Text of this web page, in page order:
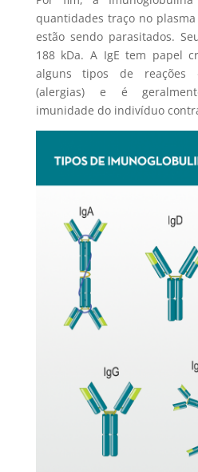
quantidades traço no
estão sendo parasitados.
188 kDa. A IgE tem papel
alguns tipos de reações
(alergias) e é
imunidade do indivíduo